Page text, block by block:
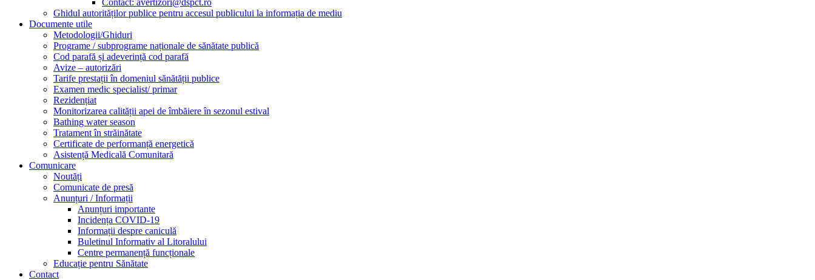
Contact: avertizori@dspct.ro
Ghidul autorităților publice pentru accesul publicului la informația de mediu
Documente utile
Metodologii/Ghiduri
Programe / subprograme naționale de sănătate publică
Cod parafă și adeverință cod parafă
Avize – autorizări
Tarife prestații în domeniul sănătății publice
Examen medic specialist/ primar
Rezidențiat
Monitorizarea calității apei de îmbăiere în sezonul estival
Bathing water season
Tratament în străinătate
Certificate de performanță energetică
Asistență Medicală Comunitară
Comunicare
Noutăți
Comunicate de presă
Anunțuri / Informații
Anunțuri importante
Incidența COVID-19
Informații despre caniculă
Buletinul Informativ al Litoralului
Centre permanență funcționale
Educație pentru Sănătate
Contact